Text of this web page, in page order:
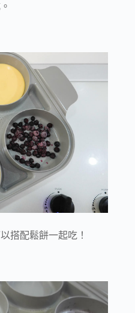
搭配鬆餅一起吃！